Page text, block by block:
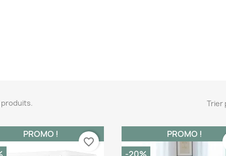
produits. Trier
PROMO !
favorite_border
PROMO !